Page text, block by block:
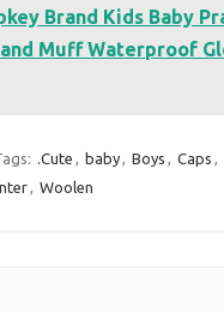
Brand Kids Baby
Muff Waterproof
.Cute , baby, Boys , Caps ,
, Woolen